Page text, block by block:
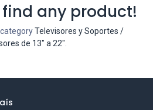
any product!
Televisores y Soportes /
de 13" a 22"